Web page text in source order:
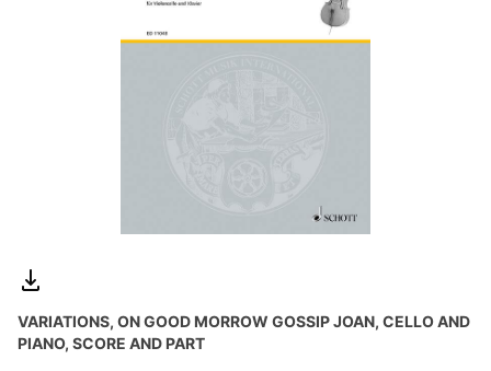
VARIATIONS, ON GOOD MORROW GOSSIP JOAN, CELLO AND
PIANO, SCORE AND PART